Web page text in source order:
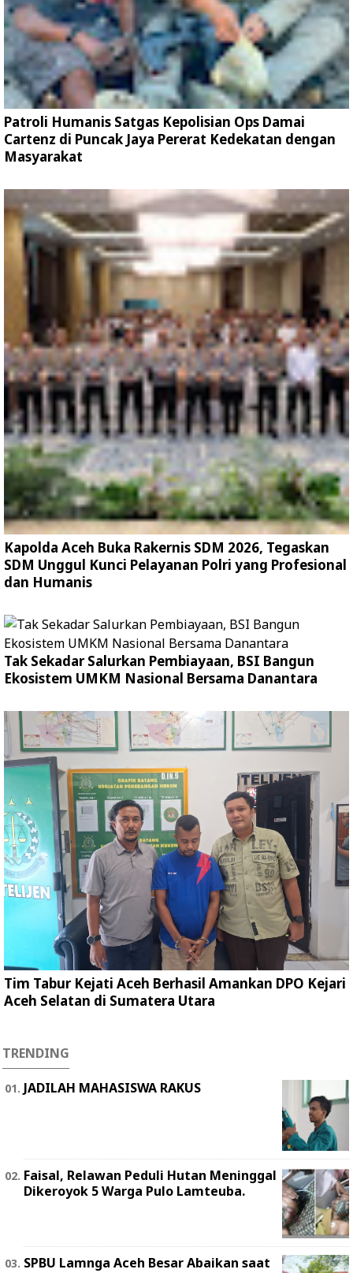
Patroli Humanis Satgas Kepolisian Ops Damai
Cartenz di Puncak Jaya Pererat Kedekatan dengan
Masyarakat
Kapolda Aceh Buka Rakernis SDM 2026, Tegaskan
SDM Unggul Kunci Pelayanan Polri yang Profesional
dan Humanis
Tak Sekadar Salurkan Pembiayaan, BSI Bangun
Ekosistem UMKM Nasional Bersama Danantara
Tim Tabur Kejati Aceh Berhasil Amankan DPO Kejari
Aceh Selatan di Sumatera Utara
TRENDING
JADILAH MAHASISWA RAKUS
Faisal, Relawan Peduli Hutan Meninggal
Dikeroyok 5 Warga Pulo Lamteuba.
SPBU Lamnga Aceh Besar Abaikan saat